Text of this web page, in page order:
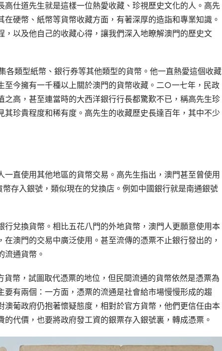
仕道先生就是這樣一位熱愛收藏、珍視歷史文化的人。高先
硬幣、紙幣等貨幣收藏方面，有著深厚的造詣和專業知識。
以及他自己的收藏心得，讓我們深入地瞭解澳門的歷史文
各類型紙幣、銀行券等其他類型的貨幣。他一直熱愛這個收藏
至今擁有一千種以上關於澳門的貨幣收藏。二○一七年，民政
高，甚至連當時的大西洋銀行行長都驚歎不已，稱高先生珍
珍貴程度和稀有度。高先生的收藏歷史長達百年，其中不少
直使用其他地區的貨幣交易。高先生指出，澳門甚至曾使用
存入銀號，類似現在的兌換店。例如中國銀行就是南通銀號
兌換貨幣。相比五花八門的外地貨幣，澳門人更願意使用本
澳門的交易中廣泛使用。甚至流傳的憑票不止銀行發出的，
流通貨幣。
幣，試圖取代憑票的地位，但民間流通的貨幣依然是憑票為
有兩個：一方面，憑票的流通是社會給市場慢慢形成的趨
葡政府仍抱著懷疑態度，相對於官方貨幣，他們更信任由本
代價，也要將政府發工資的銀票存入銀號裏，轉成憑票。